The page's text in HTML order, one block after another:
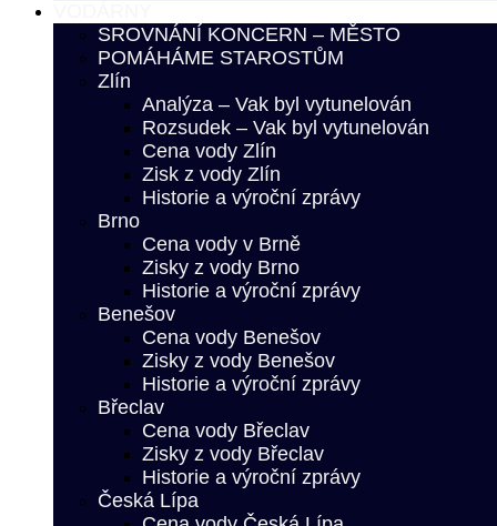
SROVNÁNÍ KONCERN – MĚSTO
POMÁHÁME STAROSTŮM
Zlín
Analýza – Vak byl vytunelován
Rozsudek – Vak byl vytunelován
Cena vody Zlín
Zisk z vody Zlín
Historie a výroční zprávy
Brno
Cena vody v Brně
Zisky z vody Brno
Historie a výroční zprávy
Benešov
Cena vody Benešov
Zisky z vody Benešov
Historie a výroční zprávy
Břeclav
Cena vody Břeclav
Zisky z vody Břeclav
Historie a výroční zprávy
Česká Lípa